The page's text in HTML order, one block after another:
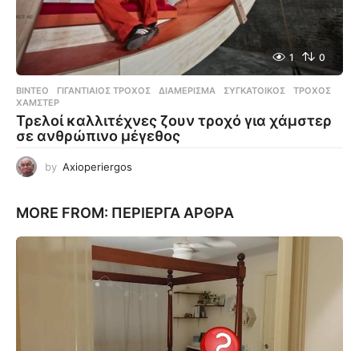
1 0
ΒΊΝΤΕΟ ΓΙΓΑΝΤΙΑΊΟΣ ΤΡΟΧΌΣ ,ΔΙΑΜΈΡΙΣΜΑ ,ΣΥΓΚΆΤΟΙΚΟΣ ,ΤΡΟΧΌΣ
ΧΆΜΣΤΕΡ
Τρελοί καλλιτέχνες ζουν τροχό για χάμστερ
σε ανθρώπινο μέγεθος
by Axioperiergos
MORE FROM: ΠΕΡΊΕΡΓΑ ΆΡΘΡΑ